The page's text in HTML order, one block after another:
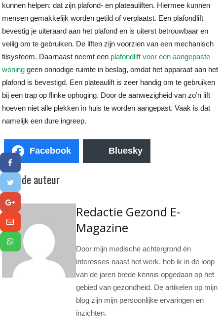
kunnen helpen: dat zijn plafond- en plateauliften. Hiermee kunnen
mensen gemakkelijk worden getild of verplaatst. Een plafondlift
bevestig je uiteraard aan het plafond en is uiterst betrouwbaar en
veilig om te gebruiken. De liften zijn voorzien van een mechanisch
tilsysteem. Daarnaast neemt een plafondlift voor een aangepaste
woninggeen onnodige ruimte in beslag, omdat het apparaat aan het
plafond is bevestigd. Een plateaulift is zeer handig om te gebruiken
bij een trap op flinke ophoging. Door de aanwezigheid van zo’n lift
hoeven niet alle plekken in huis te worden aangepast. Vaak is dat
namelijk een dure ingreep.
Facebook Bluesky
Over de auteur
Redactie Gezond E-
Magazine
Door mijn medische achtergrond én
interesses naast het werk, heb ik in de loop
van de jaren brede kennis opgedaan op het
gebied van gezondheid. De artikelen op mijn
blog zijn mijn persoonlijke ervaringen en
inzichten.